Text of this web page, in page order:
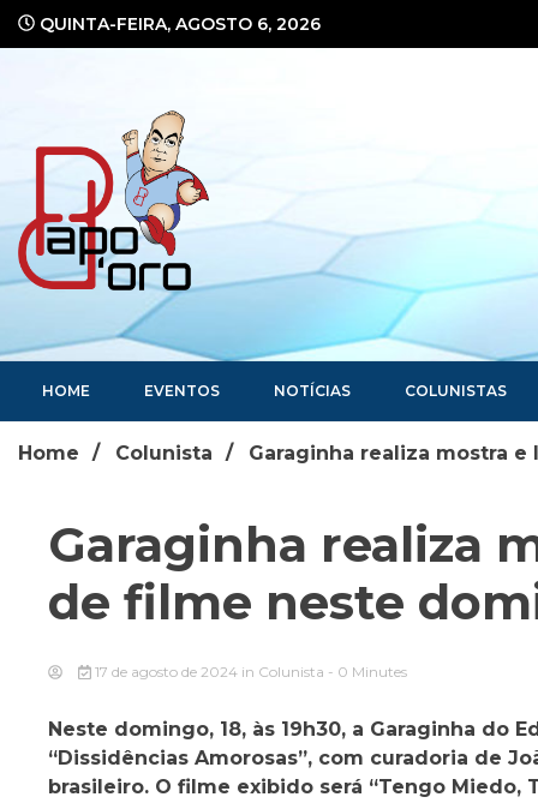
QUINTA-FEIRA, AGOSTO 6, 2026
Portal de Notícias
HOME EVENTOS NOTÍCIAS COLUNISTAS
Home Colunista Garaginha realiza mostra
Garaginha realiza
de filme neste
17 de agosto de 2024 in Colunista - 0 Minutes
Neste domingo, 18, às 19h30, a Garaginha do
“Dissidências Amorosas”, com curadoria de
brasileiro. O filme exibido será “Tengo Miedo,